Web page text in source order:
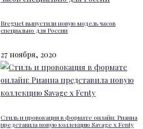
Breguet выпустили новую модель часов
специально для России
27 ноября, 2020
Стиль и провокация в формате онлайн: Рианна
представила новую коллекцию Savage x Fenty